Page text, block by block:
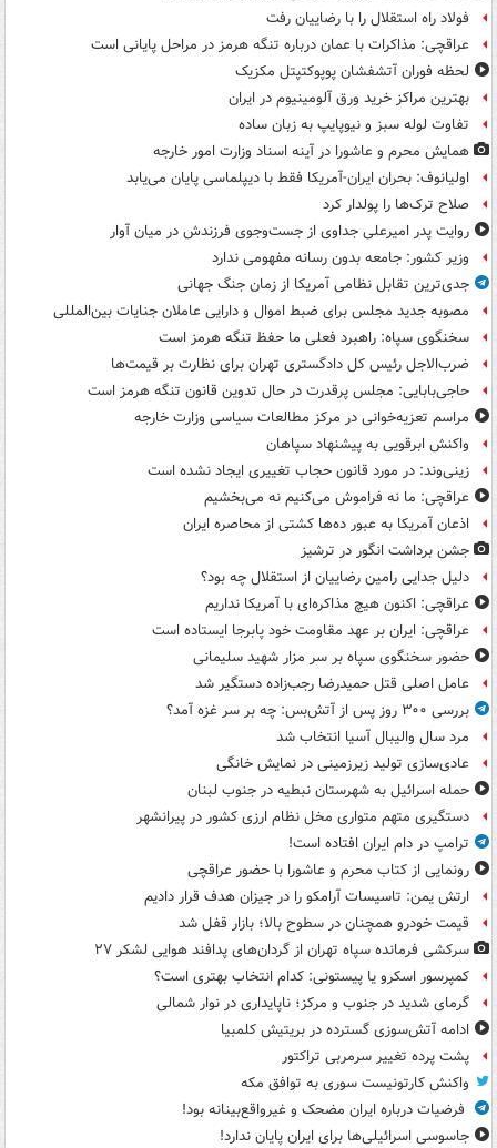
فولاد راه استقلال را با رضاییان رفت
عراقچی: مذاکرات با عمان درباره تنگه هرمز در مراحل پایانی است
لحظه فوران آتشفشان پوپوکتپتل مکزیک
بهترین مراکز خرید ورق آلومینیوم در ایران
تفاوت لوله سبز و نیوپایپ به زبان ساده
همایش محرم و عاشورا در آینه اسناد وزارت امور خارجه
اولیانوف: بحران ایران-آمریکا فقط با دیپلماسی پایان می‌یابد
صلاح ترک‌ها را پولدار کرد
روایت پدر امیرعلی جداوی از جست‌وجوی فرزندش در میان آوار
وزیر کشور: جامعه بدون رسانه مفهومی ندارد
جدی‌ترین تقابل نظامی آمریکا از زمان جنگ جهانی
مصوبه جدید مجلس برای ضبط اموال و دارایی عاملان جنایات بین‌المللی
سخنگوی سپاه: راهبرد فعلی ما حفظ تنگه هرمز است
ضرب‌الاجل رئیس کل دادگستری تهران برای نظارت بر قیمت‌ها
حاجی‌بابایی: مجلس پرقدرت در حال تدوین قانون تنگه هرمز است
مراسم تعزیه‌خوانی در مرکز مطالعات سیاسی وزارت خارجه
واکنش ابرقویی به پیشنهاد سپاهان
زینی‌وند: در مورد قانون حجاب تغییری ایجاد نشده است
عراقچی: ما نه فراموش می‌کنیم نه می‌بخشیم
اذعان آمریکا به عبور ده‌ها کشتی از محاصره ایران
جشن برداشت انگور در ترشیز
دلیل جدایی رامین رضاییان از استقلال چه بود؟
عراقچی: اکنون هیچ مذاکره‌ای با آمریکا نداریم
عراقچی: ایران بر عهد مقاومت خود پابرجا ایستاده است
حضور سخنگوی سپاه بر سر مزار شهید سلیمانی
عامل اصلی قتل حمیدرضا رجب‌زاده دستگیر شد
بررسی ۳۰۰ روز پس از آتش‌بس: چه بر سر غزه آمد؟
مرد سال والیبال آسیا انتخاب شد
عادی‌سازی تولید زیرزمینی در نمایش خانگی
حمله اسرائیل به شهرستان نبطیه در جنوب لبنان
دستگیری متهم متواری مخل نظام ارزی کشور در پیرانشهر
ترامپ در دام ایران افتاده است!
رونمایی از کتاب محرم و عاشورا با حضور عراقچی
ارتش یمن: تاسیسات آرامکو را در جیزان هدف قرار دادیم
قیمت خودرو همچنان در سطوح بالا؛ بازار قفل شد
سرکشی فرمانده سپاه تهران از گردان‌های پدافند هوایی لشکر ۲۷
کمپرسور اسکرو یا پیستونی: کدام انتخاب بهتری است؟
گرمای شدید در جنوب و مرکز؛ ناپایداری در نوار شمالی
ادامه آتش‌سوزی گسترده در بریتیش کلمبیا
پشت پرده تغییر سرمربی تراکتور
واکنش کارتونیست سوری به توافق مکه
فرضیات درباره ایران مضحک و غیرواقع‌بینانه بود!
جاسوسی اسرائیلی‌ها برای ایران پایان ندارد!